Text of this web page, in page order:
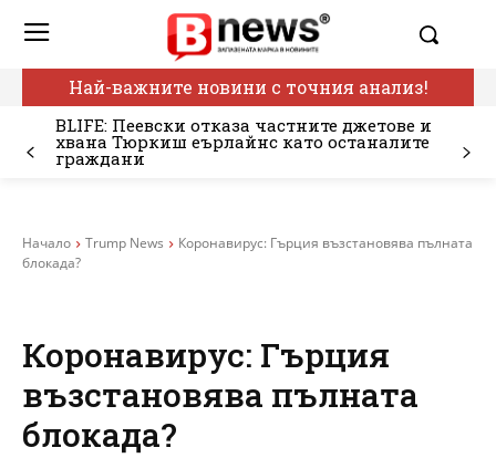
Най-важните новини с точния анализ!
BLIFE: Пеевски отказа частните джетове и
хвана Тюркиш еърлайнс като останалите
граждани
Начало Trump News
Коронавирус: Гърция възстановява пълната
блокада?
Коронавирус: Гърция
възстановява пълната
блокада?